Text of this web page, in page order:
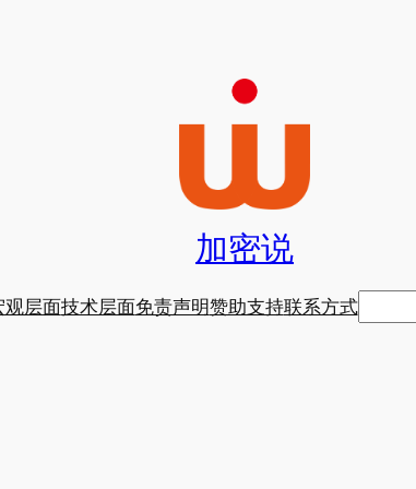
加密说
观层面技术层面免责声明赞助支持联系方式搜